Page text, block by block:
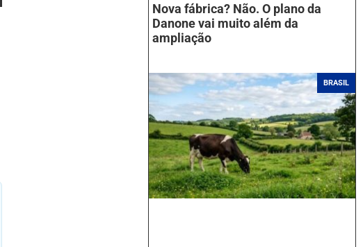
Nova fábrica? Não. O plano da
Danone vai muito além da
ampliação
BRASIL